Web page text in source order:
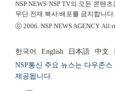
NSP NEWS·NSP TV의 모든 콘텐
무단 전재.복사.배포를 금지합니다.
ⓒ 2006. NSP NEWS AGENCY. All
한국어 English 日本語 中文
NSP통신 주요 뉴스는 다우존
제공됩니다.